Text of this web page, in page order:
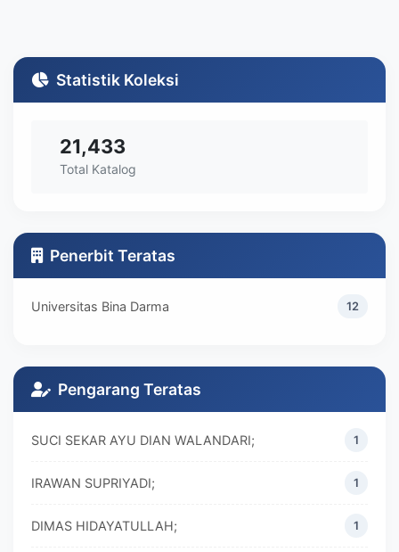
Statistik Koleksi
21,433
Total Katalog
Penerbit Teratas
Universitas Bina Darma 12
Pengarang Teratas
SUCI SEKAR AYU DIAN WALANDARI; 1
IRAWAN SUPRIYADI; 1
DIMAS HIDAYATULLAH; 1